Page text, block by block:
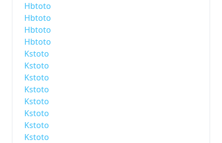
Hbtoto
Hbtoto
Hbtoto
Hbtoto
Kstoto
Kstoto
Kstoto
Kstoto
Kstoto
Kstoto
Kstoto
Kstoto